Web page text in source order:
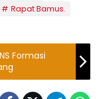
Rapat Bamus.
Formasi